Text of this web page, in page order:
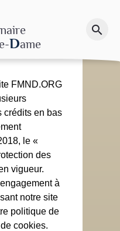
Dame
search
don
FMND.ORG
crédits en bas
le «
des
vigueur.
à
notre site
politique de
cookies.